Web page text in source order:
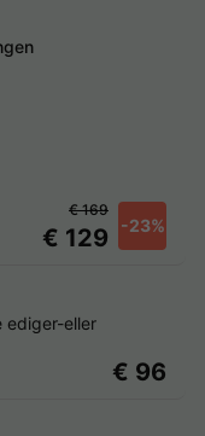
€ 129 -23%
€ 169
ediger-eller
€ 96